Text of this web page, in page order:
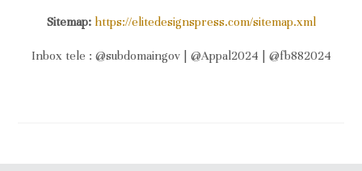
Sitemap: https://elitedesignspress.com/sitemap.xml
Inbox tele : @subdomaingov | @Appal2024 | @fb882024